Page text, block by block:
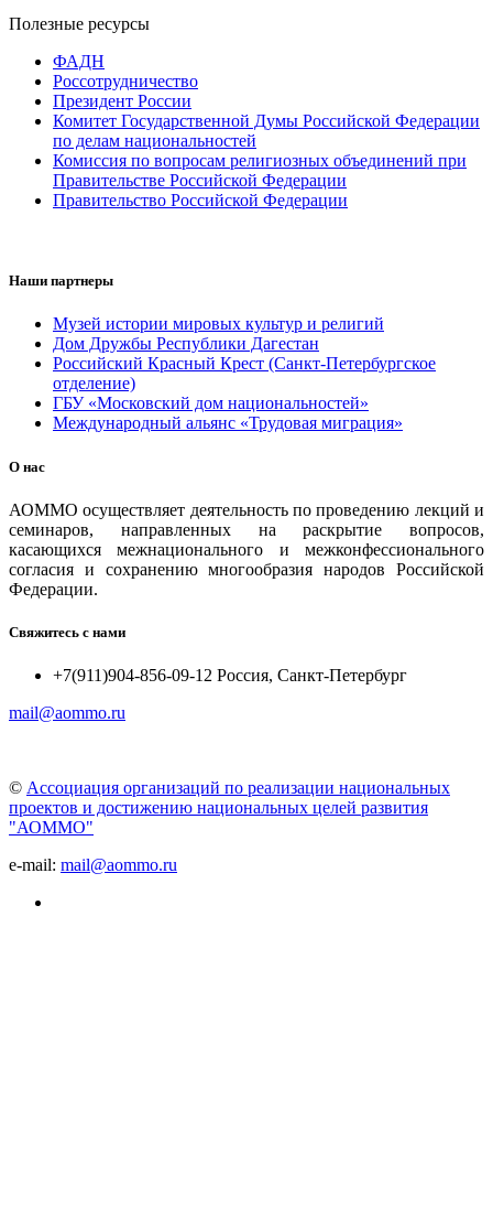
Полезные ресурсы
ФАДН
Россотрудничество
Президент России
Комитет Государственной Думы Российской Федерации
по делам национальностей
Комиссия по вопросам религиозных объединений при
Правительстве Российской Федерации
Правительство Российской Федерации
Наши партнеры
Музей истории мировых культур и религий
Дом Дружбы Республики Дагестан
Российский Красный Крест (Санкт-Петербургское
отделение)
ГБУ «Московский дом национальностей»
Международный альянс «Трудовая миграция»
О нас
АОММО осуществляет деятельность по проведению лекций и
семинаров, направленных на раскрытие вопросов,
касающихся межнационального и межконфессионального
согласия и сохранению многообразия народов Российской
Федерации.
Свяжитесь с нами
+7(911)904-856-09-12 Россия, Санкт-Петербург
mail@aommo.ru
© Ассоциация организаций по реализации национальных
проектов и достижению национальных целей развития
"АОММО"
e-mail: mail@aommo.ru